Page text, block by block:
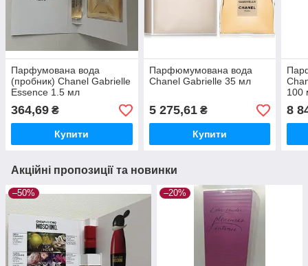
Парфумована вода
(пробник) Chanel Gabrielle
Essence 1.5 мл
364,69 ₴
Купити
Парфюмумована вода
Chanel Gabrielle 35 мл
5 275,61₴
Купити
100
8
Акційні пропозиції та новинки
–50% –20%